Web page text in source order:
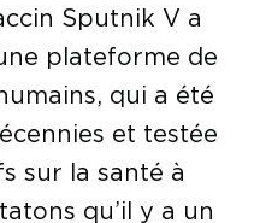
Sputnik V a
plateforme de
qui a été
et testée
sur la santé à
qu’il y a un